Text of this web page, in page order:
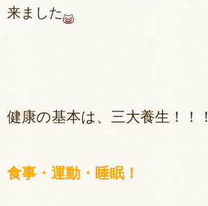
来ました
健康の基本は、三大養生！！！
食事・運動・睡眠！